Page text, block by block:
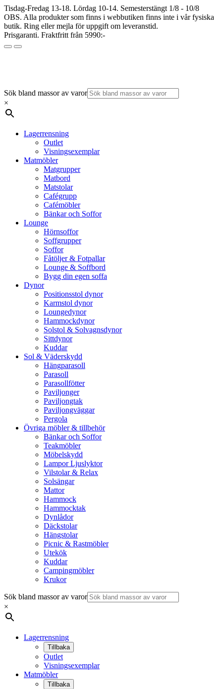
Tisdag-Fredag 13-18. Lördag 10-14. Semesterstängt 1/8 - 10/8
OBS. Alla produkter som finns i webbutiken finns inte i vår fysiska
butik. Ring eller mejla för uppgift om leveranstid.
Prisgaranti. Fraktfritt från 5990:-
Sök bland massor av varor
×
Lagerrensning
Outlet
Visningsexemplar
Matmöbler
Matgrupper
Matbord
Matstolar
Cafégrupp
Cafémöbler
Bänkar och Soffor
Lounge
Hörnsoffor
Soffgrupper
Soffor
Fåtöljer & Fotpallar
Lounge & Soffbord
Bygg din egen soffa
Dynor
Positionsstol dynor
Karmstol dynor
Loungedynor
Hammockdynor
Solstol & Solvagnsdynor
Sittdynor
Kuddar
Sol & Väderskydd
Hängparasoll
Parasoll
Parasollfötter
Paviljonger
Paviljongtak
Paviljongväggar
Pergola
Övriga möbler & tillbehör
Bänkar och Soffor
Teakmöbler
Möbelskydd
Lampor Ljuslyktor
Vilstolar & Relax
Solsängar
Mattor
Hammock
Hammocktak
Dynlådor
Däckstolar
Hängstolar
Picnic & Rastmöbler
Utekök
Kuddar
Campingmöbler
Krukor
Sök bland massor av varor
×
Lagerrensning
Tillbaka
Outlet
Visningsexemplar
Matmöbler
Tillbaka